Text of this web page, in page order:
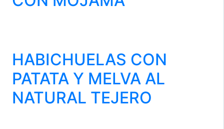
HABICHUELAS CON
PATATA Y MELVA AL
NATURAL TEJERO